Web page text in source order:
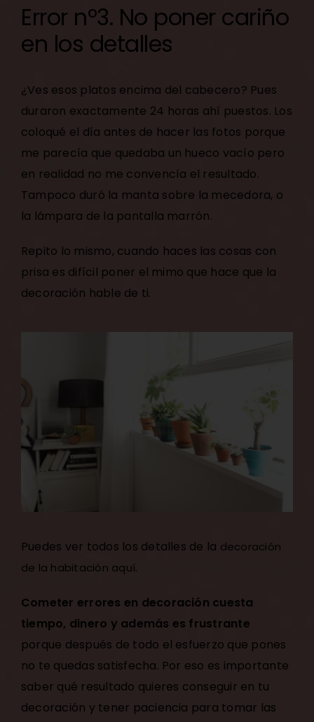
Error nº3. No poner cariño
en los detalles
¿Ves esos platos encima del cabecero? Pues
duraron exactamente 24 horas ahí puestos. Los
coloqué el día antes de hacer las fotos porque
me parecía que quedaba un hueco vacío pero
en realidad no me convencía el resultado.
Tampoco duró la manta sobre la mecedora, o
la lámpara de la pantalla marrón.
Repito lo mismo, cuando haces las cosas con
prisa es difícil poner el mimo que hace que la
decoración hable de ti.
Puedes ver todos los detalles de la decoración
de la habitación aquí.
Cometer errores en decoración cuesta
tiempo, dinero y además es frustrante
porque después de todo el esfuerzo que pones
no te quedas satisfecha. Por eso es importante
saber qué resultado quieres conseguir en tu
decoración y tener paciencia para tomar las